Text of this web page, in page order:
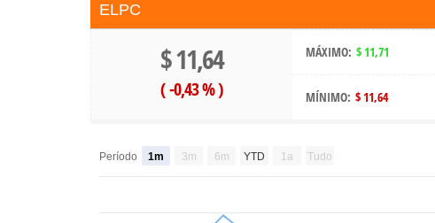
ELPC
$ 11,64
(-0,43 %)
MÁXIMO: $ 11,71
MÍNIMO: $ 11,64
Período 1m 3m 6m YTD 1a Tudo